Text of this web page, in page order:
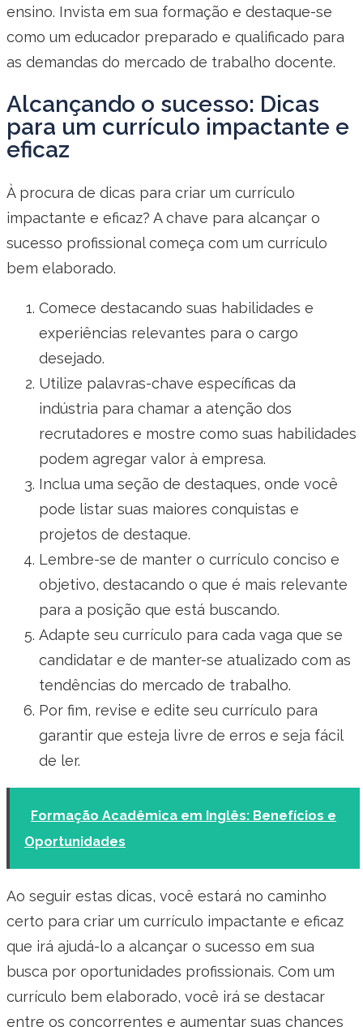
ensino. Invista em sua formação e destaque-se
como um educador preparado e qualificado para
as demandas do mercado de trabalho docente.
Alcançando o sucesso: Dicas
para um currículo impactante e
eficaz
À procura de dicas para criar um currículo
impactante e eficaz? A chave para alcançar o
sucesso profissional começa com um currículo
bem elaborado.
Comece destacando suas habilidades e
experiências relevantes para o cargo
desejado.
Utilize palavras-chave específicas da
indústria para chamar a atenção dos
recrutadores e mostre como suas habilidades
podem agregar valor à empresa.
Inclua uma seção de destaques, onde você
pode listar suas maiores conquistas e
projetos de destaque.
Lembre-se de manter o currículo conciso e
objetivo, destacando o que é mais relevante
para a posição que está buscando.
Adapte seu currículo para cada vaga que se
candidatar e de manter-se atualizado com as
tendências do mercado de trabalho.
Por fim, revise e edite seu currículo para
garantir que esteja livre de erros e seja fácil
de ler.
Formação Acadêmica em Inglês: Benefícios e
Oportunidades
Ao seguir estas dicas, você estará no caminho
certo para criar um currículo impactante e eficaz
que irá ajudá-lo a alcançar o sucesso em sua
busca por oportunidades profissionais. Com um
currículo bem elaborado, você irá se destacar
entre os concorrentes e aumentar suas chances